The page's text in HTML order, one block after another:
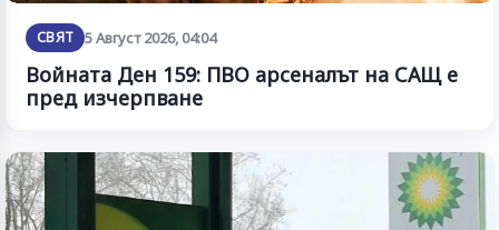
СВЯТ 5 Август 2026, 04:04
Войната Ден 159: ПВО арсеналът на САЩ е
пред изчерпване